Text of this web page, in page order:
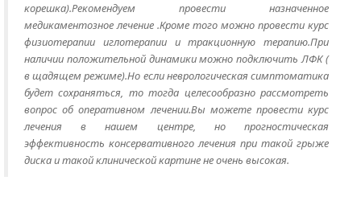
корешка).Рекомендуем провести назначенное
медикаментозное лечение .Кроме того можно провести курс
физиотерапии иглотерапии и тракционную терапию.При
наличии положительной динамики можно подключить ЛФК (
в щадящем режиме).Но если неврологическая симптоматика
будет сохраняться, то тогда целесообразно рассмотреть
вопрос об оперативном лечении.Вы можете провести курс
лечения в нашем центре, но прогностическая
эффективность консервативного лечения при такой грыже
диска и такой клинической картине не очень высокая.